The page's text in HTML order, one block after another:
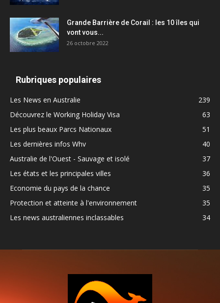
Grande Barrière de Corail : les 10 îles qui
vont vous...
26 octobre 2022
Rubriques populaires
Les News en Australie
239
Découvrez le Working Holiday Visa
63
Les plus beaux Parcs Nationaux
51
Les dernières infos Whv
40
Australie de l'Ouest - Sauvage et isolé
37
Les états et les principales villes
36
Economie du pays de la chance
35
Protection et atteinte à l'environnement
35
Les news australiennes inclassables
34